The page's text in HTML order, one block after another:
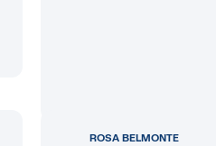
ROSA BELMONTE